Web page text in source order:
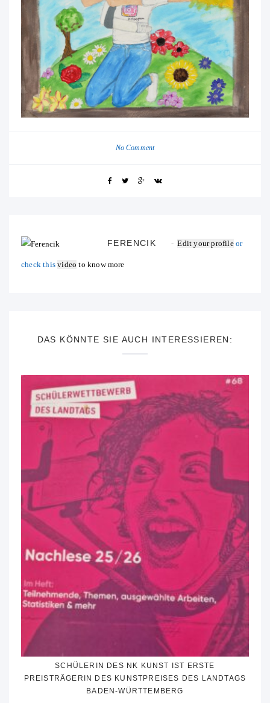
No Comment
FERENCIK Edit your profileor
check thisvideo to know more
DAS KÖNNTE SIE AUCH INTERESSIEREN:
SCHÜLERIN DES NK KUNST IST ERSTE
PREISTRÄGERIN DES KUNSTPREISES DES LANDTAGS
BADEN-WÜRTTEMBERG